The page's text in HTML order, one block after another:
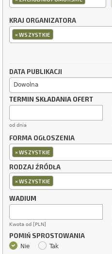
KRAJ ORGANIZATORA
×WSZYSTKIE
DATA PUBLIKACJI
Dowolna
TERMIN SKŁADANIA OFERT
od dnia
FORMA OGŁOSZENIA
×WSZYSTKIE
RODZAJ ŹRÓDŁA
×WSZYSTKIE
WADIUM
Kwota od [PLN]
POMIŃ SPROSTOWANIA
Nie Tak